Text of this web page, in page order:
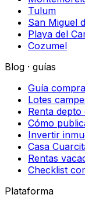
Tulum
San Miguel
Playa del
Cozumel
Blog · guías
Guía
Lotes
Renta
Cómo
Invertir
Casa
Rentas
Checklist
Plataforma